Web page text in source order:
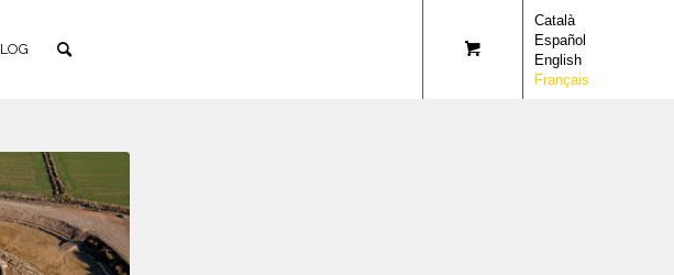
Català
Español
English
Français